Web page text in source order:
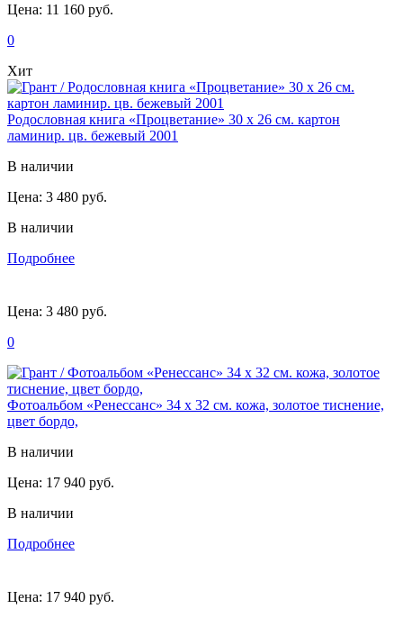
Цена: 11 160 руб.
0
Хит
Родословная книга «Процветание» 30 х 26 см. картон
ламинир. цв. бежевый 2001
В наличии
Цена: 3 480 руб.
В наличии
Подробнее
Цена: 3 480 руб.
0
Фотоальбом «Ренессанс» 34 х 32 см. кожа, золотое тиснение,
цвет бордо,
В наличии
Цена: 17 940 руб.
В наличии
Подробнее
Цена: 17 940 руб.